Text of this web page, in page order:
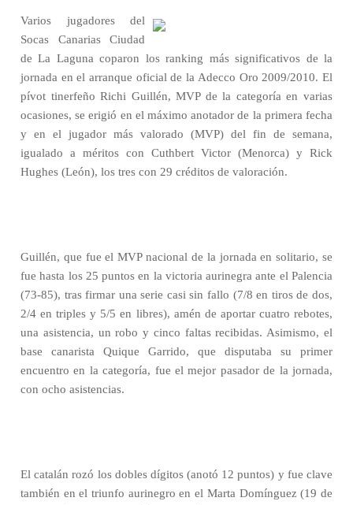
Varios jugadores del
Socas Canarias Ciudad
de La Laguna coparon los ranking más significativos de la
jornada en el arranque oficial de la Adecco Oro 2009/2010. El
pívot tinerfeño Richi Guillén, MVP de la categoría en varias
ocasiones, se erigió en el máximo anotador de la primera fecha
y en el jugador más valorado (MVP) del fin de semana,
igualado a méritos con Cuthbert Victor (Menorca) y Rick
Hughes (León), los tres con 29 créditos de valoración.
Guillén, que fue el MVP nacional de la jornada en solitario, se
fue hasta los 25 puntos en la victoria aurinegra ante el Palencia
(73-85), tras firmar una serie casi sin fallo (7/8 en tiros de dos,
2/4 en triples y 5/5 en libres), amén de aportar cuatro rebotes,
una asistencia, un robo y cinco faltas recibidas. Asimismo, el
base canarista Quique Garrido, que disputaba su primer
encuentro en la categoría, fue el mejor pasador de la jornada,
con ocho asistencias.
El catalán rozó los dobles dígitos (anotó 12 puntos) y fue clave
también en el triunfo aurinegro en el Marta Domínguez (19 de